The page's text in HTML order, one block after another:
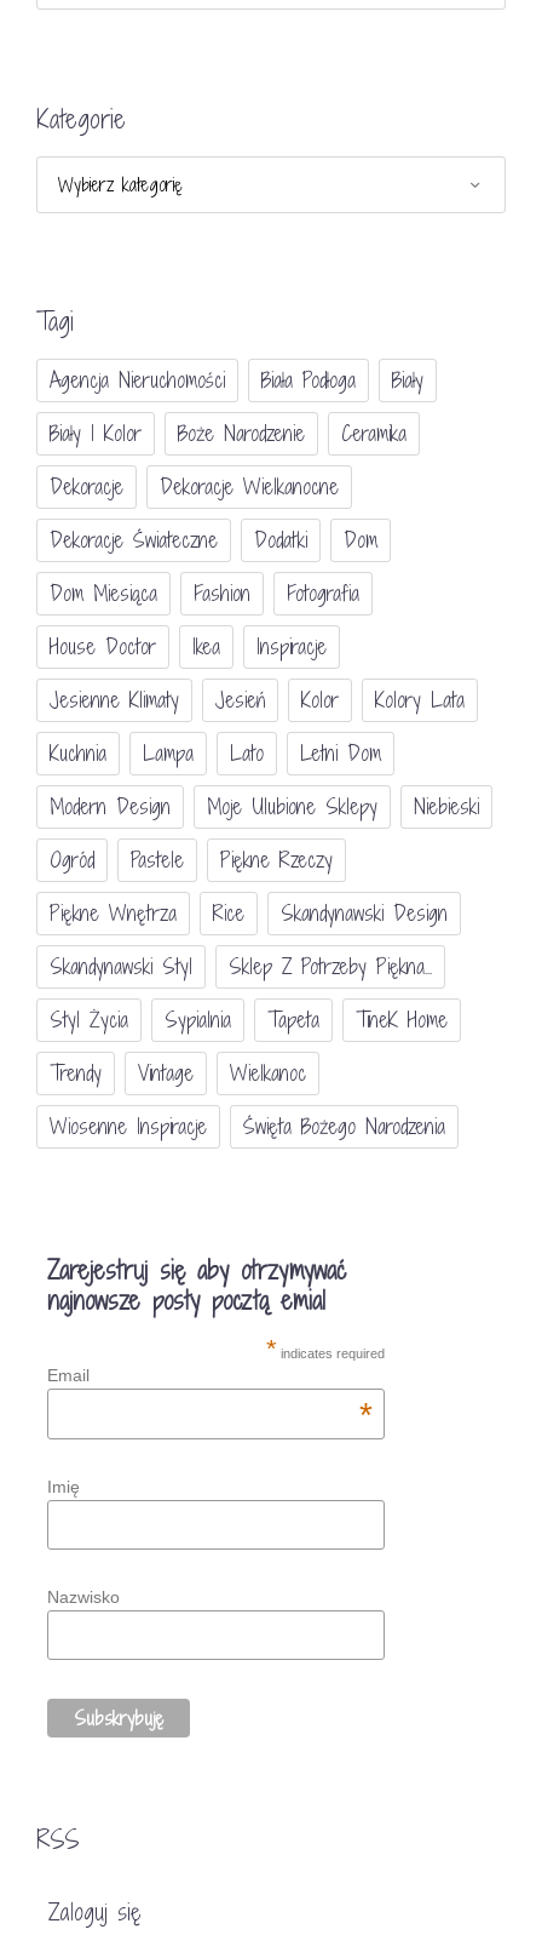
Kategorie
Tagi
Agencja Nieruchomości Biała Podłoga
Biały
Biały I Kolor
Boże Narodzenie
Ceramika
Dekoracje
Dekoracje Wielkanocne
Dekoracje Świateczne
Dodatki
Dom
Dom Miesiąca
Fashion
Fotografia
House Doctor
Ikea
Inspiracje
Jesienne Klimaty
Jesień Kolor
Kolory Lata
Kuchnia
Lampa Lato
Letni Dom
Modern Design
Moje Ulubione Sklepy
Niebieski
Ogród
Pastele
Piękne Rzeczy
Piękne Wnętrza
Rice
Skandynawski Design
Skandynawski Styl
Sklep Z Potrzeby Piękna...
Styl Życia
Sypialnia Tapeta
TineK Home
Trendy
Vintage
Wielkanoc
Wiosenne Inspiracje
Święta Bożego Narodzenia
Zarejestruj się aby otrzymywać
najnowsze posty pocztą emial
* indicates required
Email
*
Imię
Nazwisko
RSS
Zaloguj się